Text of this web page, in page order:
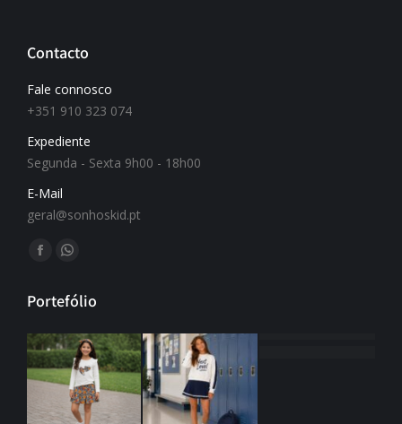
Contacto
Fale connosco
+351 910 323 074
Expediente
Segunda - Sexta 9h00 - 18h00
E-Mail
geral@sonhoskid.pt
Find us on:
Portefólio